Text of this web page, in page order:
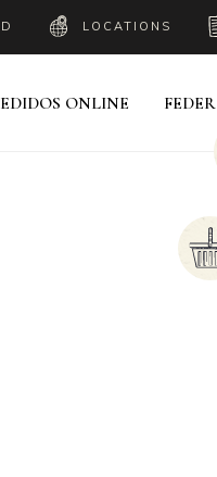
LOCATIONS
ONLINE FEDER